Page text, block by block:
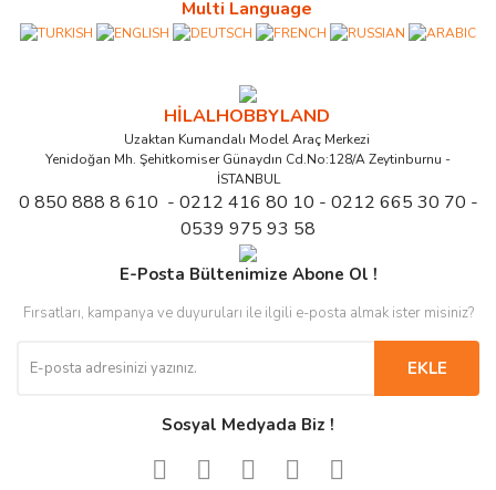
Multi Language
HİLALHOBBYLAND
Uzaktan Kumandalı Model Araç Merkezi
Yenidoğan Mh. Şehitkomiser Günaydın Cd.No:128/A Zeytinburnu -
İSTANBUL
0 850 888 8 610 - 0212 416 80 10 - 0212 665 30 70 -
0539 975 93 58
E-Posta Bültenimize Abone Ol !
Fırsatları, kampanya ve duyuruları ile ilgili e-posta almak ister misiniz?
EKLE
Sosyal Medyada Biz !